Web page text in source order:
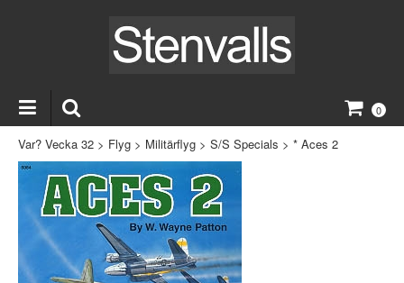
0
Var? Vecka 32 > Flyg > Militärflyg > S/S Specials > * Aces 2